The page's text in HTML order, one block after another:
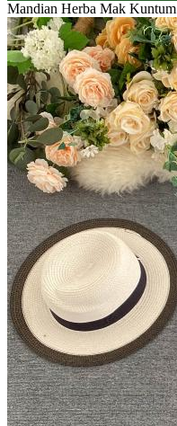
Mandian Herba Mak Kuntum